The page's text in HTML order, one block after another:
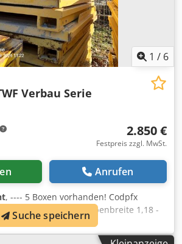
1 / 6
Verbau Serie
2.850 €
Festpreis zzgl. MwSt.
Anrufen
, ---- 5 Boxen vorhanden! Codpfx
Strebe Typ C für Grabenbreite 1,18 -
Federstecker
Suche speichern